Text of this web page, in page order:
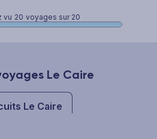
vu 20 voyages sur 20
Le Caire
Le Caire